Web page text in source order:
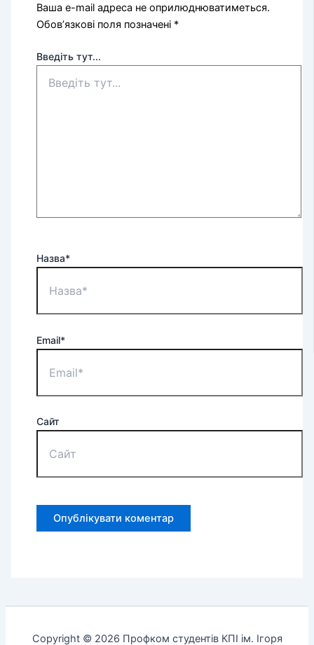
Ваша e-mail адреса не оприлюднюватиметься.
Обов’язкові поля позначені *
Введіть тут...
Назва*
Email*
Сайт
Copyright © 2026 Профком студентів КПІ ім. Ігоря